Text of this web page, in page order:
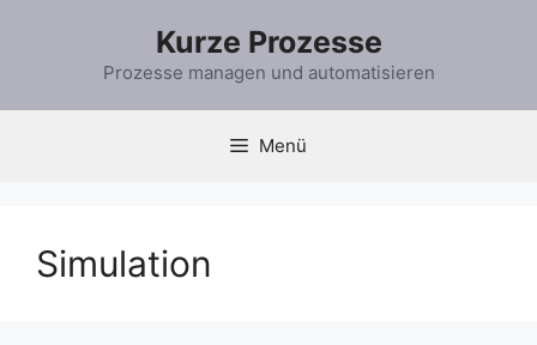
Kurze Prozesse
Prozesse managen und automatisieren
Menü
Simulation